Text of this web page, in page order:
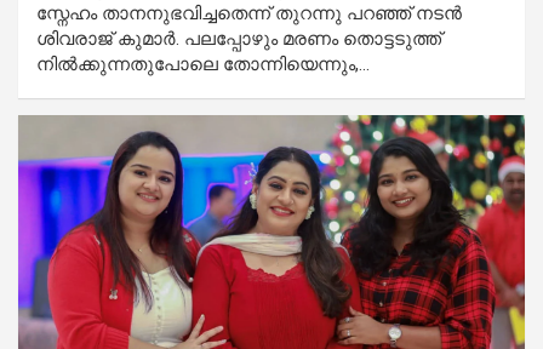
സ്നേഹം താനനുഭവിച്ചതെന്ന് തുറന്നു പറഞ്ഞ് നടൻ
ശിവരാജ് കുമാർ. പലപ്പോഴും മരണം തൊട്ടടുത്ത്
നിൽക്കുന്നതുപോലെ തോന്നിയെന്നും,…